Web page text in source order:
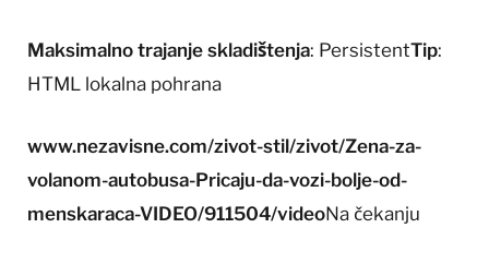
Maksimalno trajanje skladištenja: PersistentTip:
HTML lokalna pohrana
www.nezavisne.com/zivot-stil/zivot/Zena-za-
volanom-autobusa-Pricaju-da-vozi-bolje-od-
menskaraca-VIDEO/911504/videoNa čekanju